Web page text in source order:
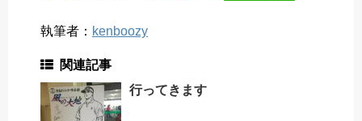
執筆者： kenboozy
関連記事
行ってきます